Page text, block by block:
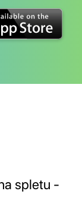
spletu -